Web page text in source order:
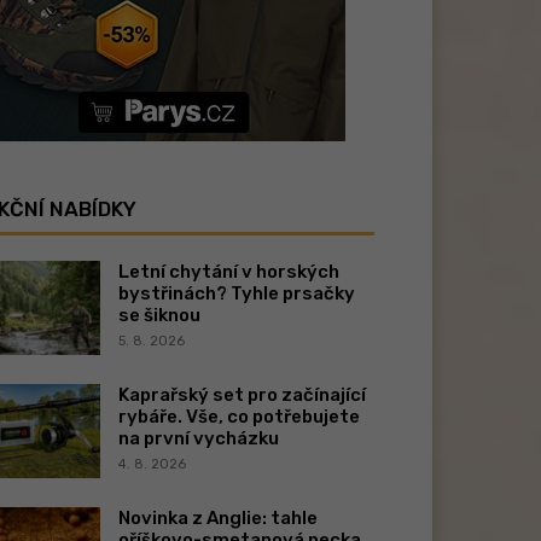
NABÍDKY
Letní chytání v horských
bystřinách? Tyhle prsačky
se šiknou
5. 8. 2026
Kaprařský set pro začínající
rybáře. Vše, co potřebujete
na první vycházku
4. 8. 2026
Novinka z Anglie: tahle